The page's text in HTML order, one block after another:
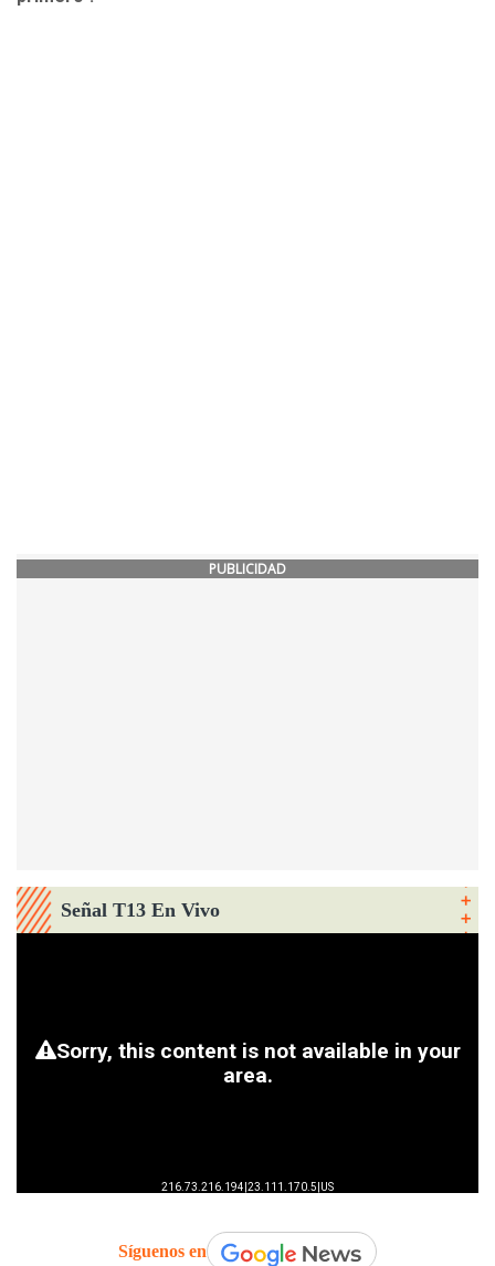
PUBLICIDAD
Señal T13 En Vivo
Síguenos en